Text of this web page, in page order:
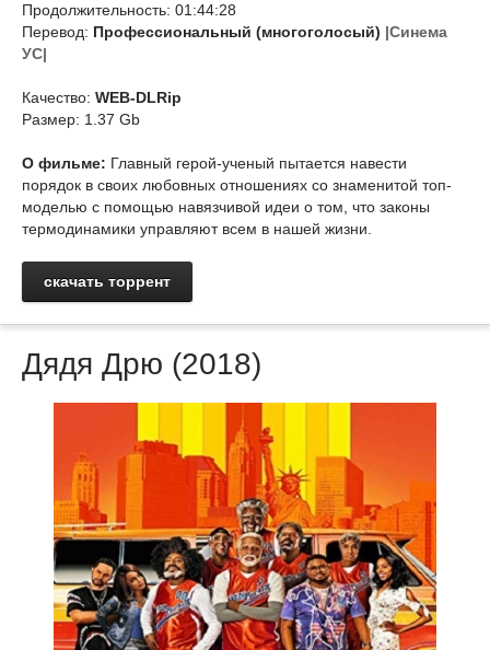
Продолжительность: 01:44:28
Перевод: Профессиональный (многоголосый) |Синема
УС|
Качество: WEB-DLRip
Размер: 1.37 Gb
О фильме: Главный герой-ученый пытается навести
порядок в своих любовных отношениях со знаменитой топ-
моделью с помощью навязчивой идеи о том, что законы
термодинамики управляют всем в нашей жизни.
скачать торрент
Дядя Дрю (2018)